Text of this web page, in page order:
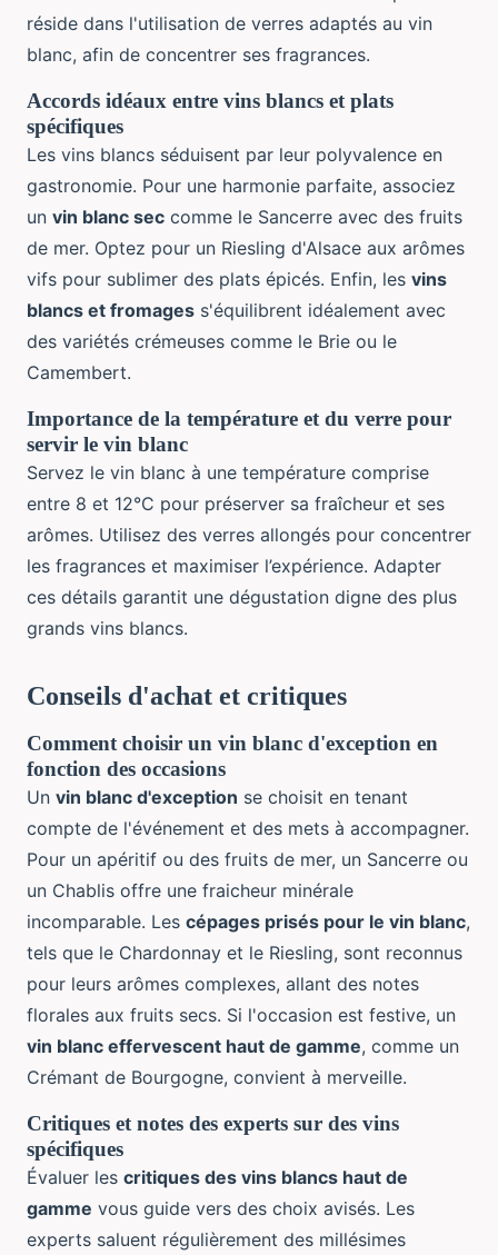
réside dans l'utilisation de verres adaptés au vin
blanc, afin de concentrer ses fragrances.
Accords idéaux entre vins blancs et plats
spécifiques
Les vins blancs séduisent par leur polyvalence en
gastronomie. Pour une harmonie parfaite, associez
un vin blanc sec comme le Sancerre avec des fruits
de mer. Optez pour un Riesling d'Alsace aux arômes
vifs pour sublimer des plats épicés. Enfin, les vins
blancs et fromages s'équilibrent idéalement avec
des variétés crémeuses comme le Brie ou le
Camembert.
Importance de la température et du verre pour
servir le vin blanc
Servez le vin blanc à une température comprise
entre 8 et 12°C pour préserver sa fraîcheur et ses
arômes. Utilisez des verres allongés pour concentrer
les fragrances et maximiser l’expérience. Adapter
ces détails garantit une dégustation digne des plus
grands vins blancs.
Conseils d'achat et critiques
Comment choisir un vin blanc d'exception en
fonction des occasions
Un vin blanc d'exception se choisit en tenant
compte de l'événement et des mets à accompagner.
Pour un apéritif ou des fruits de mer, un Sancerre ou
un Chablis offre une fraicheur minérale
incomparable. Les cépages prisés pour le vin blanc,
tels que le Chardonnay et le Riesling, sont reconnus
pour leurs arômes complexes, allant des notes
florales aux fruits secs. Si l'occasion est festive, un
vin blanc effervescent haut de gamme, comme un
Crémant de Bourgogne, convient à merveille.
Critiques et notes des experts sur des vins
spécifiques
Évaluer les critiques des vins blancs haut de
gamme vous guide vers des choix avisés. Les
experts saluent régulièrement des millésimes